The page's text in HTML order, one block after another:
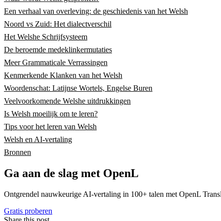
Een verhaal van overleving: de geschiedenis van het Welsh
Noord vs Zuid: Het dialectverschil
Het Welshe Schrijfsysteem
De beroemde medeklinkermutaties
Meer Grammaticale Verrassingen
Kenmerkende Klanken van het Welsh
Woordenschat: Latijnse Wortels, Engelse Buren
Veelvoorkomende Welshe uitdrukkingen
Is Welsh moeilijk om te leren?
Tips voor het leren van Welsh
Welsh en AI-vertaling
Bronnen
Ga aan de slag met OpenL
Ontgrendel nauwkeurige AI-vertaling in 100+ talen met OpenL
Gratis proberen